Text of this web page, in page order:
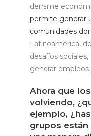
derrame
permite generar
comunidades
Latinoamérica,
desafíos
generar empleos
Ahora que
volviendo,
ejemplo,
grupos están